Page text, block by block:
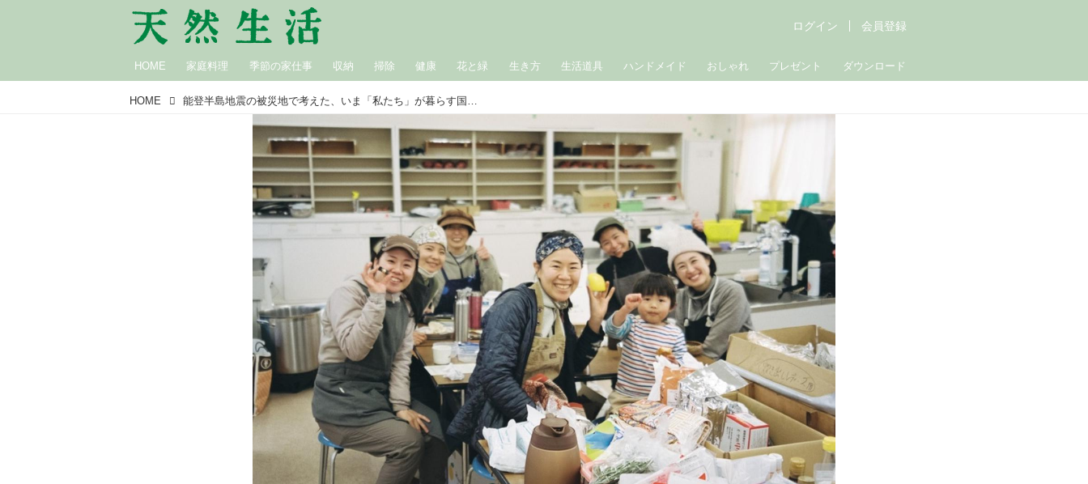
HOME 家庭料理 季節の家仕事 収納 掃除 健康 花と緑 生き方 生活道具 ハンドメイド おしゃれ プレゼント ダウンロード
ログイン 会員登録
HOME 能登半島地震の被災地で考えた、いま「私たち」が暮らす国に起きていること／旅する料理人・三上奈緒さん、映像作家・小川紗良さん